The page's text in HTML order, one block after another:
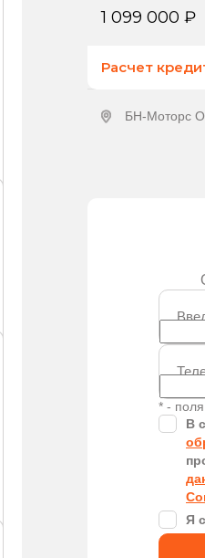
1 099 000 ₽
Расчет
БН-Моторс
* -
В
Я